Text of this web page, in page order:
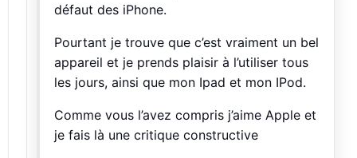
défaut des iPhone.
Pourtant je trouve que c’est vraiment un bel
appareil et je prends plaisir à l’utiliser tous
les jours, ainsi que mon Ipad et mon IPod.
Comme vous l’avez compris j’aime Apple et
je fais là une critique constructive